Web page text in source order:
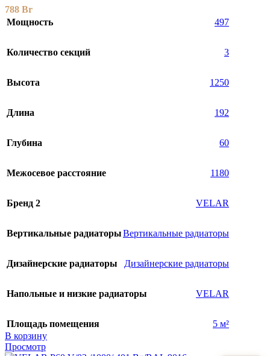
788 Br
Мощность
497
Количество секций 3
Высота 1250
Длина 192
Глубина 60
Межосевое расстояние 1180
Бренд 2 VELAR
Вертикальные радиаторыВертикальные радиаторы
Дизайнерские радиаторы Дизайнерские радиаторы
Напольные и низкие радиаторы VELAR
Площадь помещения
5 м²
В корзину
Просмотр